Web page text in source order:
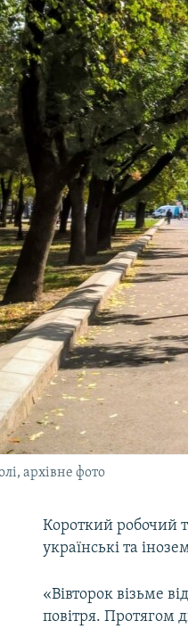
архівне фото
Короткий робочий
українські та
«Вівторок візьме
повітря. Протягом